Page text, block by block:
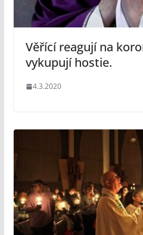
Věřící reagují na
vykupují hostie.
4.3.2020